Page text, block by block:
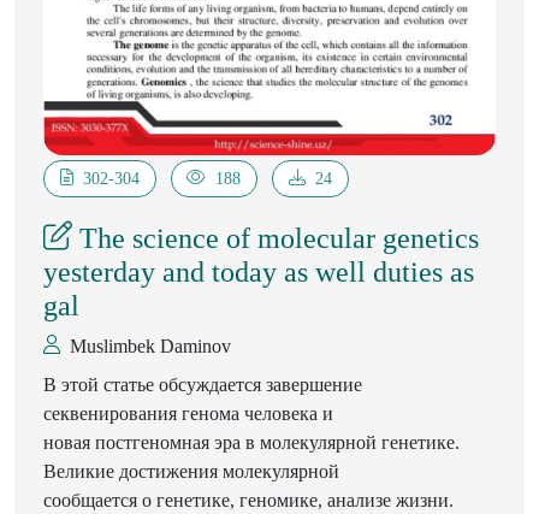
считаем целесообразным назначать витаминно
минеральные и аминокислотные комплексы в период
их реабилитации.
302-304 188 24
The science of molecular genetics
yesterday and today as well duties as
gal
Muslimbek Daminov
В этой статье обсуждается завершение
секвенирования генома человека и
новая постгеномная эра в молекулярной генетике.
Великие достижения молекулярной
сообщается о генетике, геномике, анализе жизни.